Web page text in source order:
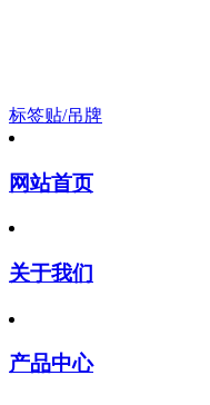
标签贴/吊牌
网站首页
关于我们
产品中心